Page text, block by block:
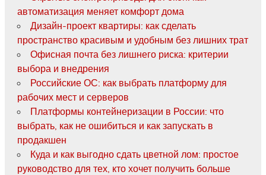
автоматизация меняет комфорт дома
Дизайн-проект квартиры: как сделать
пространство красивым и удобным без лишних трат
Офисная почта без лишнего риска: критерии
выбора и внедрения
Российские ОС: как выбрать платформу для
рабочих мест и серверов
Платформы контейнеризации в России: что
выбрать, как не ошибиться и как запускать в
продакшен
Куда и как выгодно сдать цветной лом: простое
руководство для тех, кто хочет получить больше